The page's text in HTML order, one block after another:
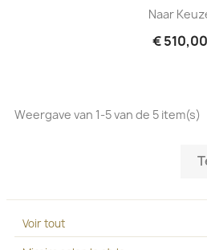
Voir tout
Naar
€ 510,00
Weergave van 1-5 van de 5 item(s)